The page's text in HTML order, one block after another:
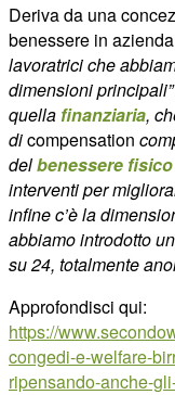
Deriva da una
benessere in
lavoratrici che
dimensioni principali”
quella finanziaria,
dicompensation
delbenessere fisico
interventi per
infine c’è la
abbiamo introdotto
su 24, totalmente
Approfondisci qui:
https://
congedi-e-welfare-
ripensando-anche-